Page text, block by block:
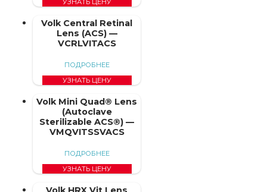
Volk Central Retinal
Lens (ACS) —
VCRLVITACS
ПОДРОБНЕЕ
УЗНАТЬ ЦЕНУ
Volk Mini Quad® Lens
(Autoclave
Sterilizable ACS®) —
VMQVITSSVACS
ПОДРОБНЕЕ
УЗНАТЬ ЦЕНУ